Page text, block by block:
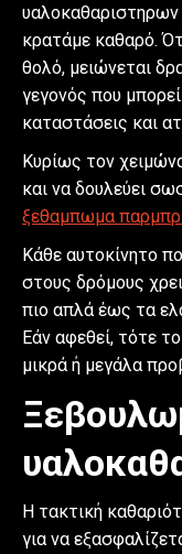
υαλοκαθαριστηρων
κρατάμε καθαρό.
θολό, μειώνεται
γεγονός που
καταστάσεις και
Κυρίως τον
και να δουλεύει
ξεθαμπωμα
Κάθε αυτοκίνητο
στους δρόμους
πιο απλά έως τα
Εάν αφεθεί, τότε
μικρά ή μεγάλα
Η τακτική
για να